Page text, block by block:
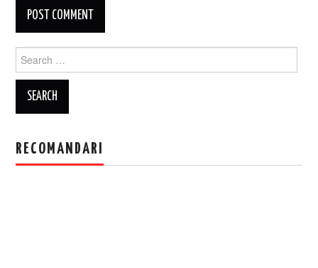
Search
for:
RECOMANDARI